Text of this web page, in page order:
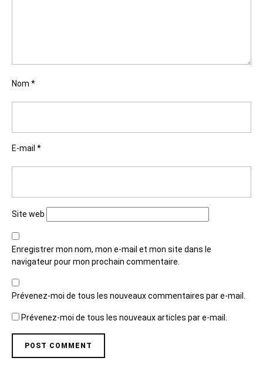
Nom *
E-mail *
Site web
Enregistrer mon nom, mon e-mail et mon site dans le
navigateur pour mon prochain commentaire.
Prévenez-moi de tous les nouveaux commentaires par e-mail.
Prévenez-moi de tous les nouveaux articles par e-mail.